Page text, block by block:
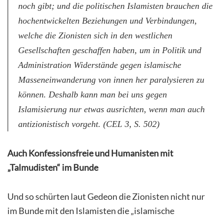
noch gibt; und die politischen Islamisten brauchen die
hochentwickelten Beziehungen und Verbindungen,
welche die Zionisten sich in den westlichen
Gesellschaften geschaffen haben, um in Politik und
Administration Widerstände gegen islamische
Masseneinwanderung von innen her paralysieren zu
können. Deshalb kann man bei uns gegen
Islamisierung nur etwas ausrichten, wenn man auch
antizionistisch vorgeht. (CEL 3, S. 502)
Auch Konfessionsfreie und Humanisten mit
„Talmudisten“ im Bunde
Und so schürten laut Gedeon die Zionisten nicht nur
im Bunde mit den Islamisten die „islamische